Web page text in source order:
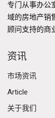
专门从事办公
域的房地产销
顾问支持的商
资讯
市场资讯
Article
关于我们